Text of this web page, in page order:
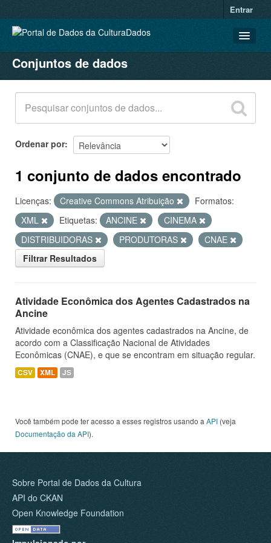
Entrar
CONJUNTOS DE DADOS
ORGANIZAÇÕES
GRUPOS
SOBRE
Conjuntos de dados
Ordenar por
1 conjunto de dados encontrado
Licenças: Creative Commons Atribuição
Formatos:
XML
Etiquetas: ANCINE
CINEMA
DISTRIBUIDORAS
PRODUTORAS
CNAE
Filtrar Resultados
Atividade Econômica dos Agentes Cadastrados na
Ancine
Atividade econômica dos agentes cadastrados na Ancine, de
acordo com a Classificação Nacional de Atividades
Econômicas (CNAE), e que se encontram em situação regular.
CSV XML JS
Você também pode ter acesso a esses registros usando a API (veja
Documentação da API).
Sobre Portal de Dados da Cultura
API do CKAN
Open Knowledge Foundation